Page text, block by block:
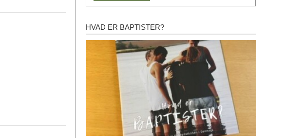
Hvad
er
baptister?
HVAD ER BAPTISTER?